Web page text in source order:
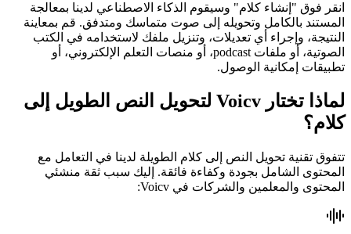
انقر فوق "إنشاء كلام" وسيقوم الذكاء الاصطناعي لدينا بمعالجة
المستند بالكامل وتحويله إلى صوت متماسك ومتدفق. قم بمعاينة
النتيجة، وإجراء أي تعديلات، وتنزيل ملفك لاستخدامه في الكتب
الصوتية، أو ملفات podcast، أو منصات التعلم الإلكتروني، أو
تطبيقات إمكانية الوصول.
لماذا تختار Voicv لتحويل النص الطويل إلى
كلام؟
تتفوق تقنية تحويل النص إلى كلام الطويلة لدينا في التعامل مع
المحتوى الشامل بجودة وكفاءة فائقة. إليك سبب ثقة منشئي
المحتوى والمعلمين والشركات في Voicv: